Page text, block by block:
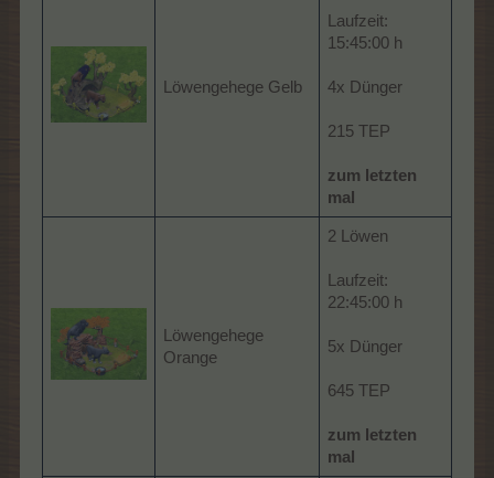
Löwengehege Gelb
Laufzeit:
15:45:00 h
4x Dünger
215 TEP
zum letzten
mal
Löwengehege
Orange
2 Löwen
Laufzeit:
22:45:00 h
5x Dünger
645 TEP
zum letzten
mal